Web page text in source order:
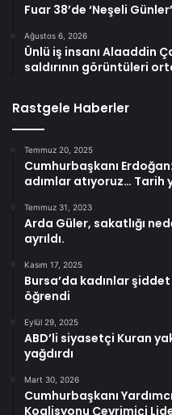
Fuar 38’de ‘Neşeli
Ağustos 6, 2026
Ünlü iş insanı Alaaddin
saldırının görüntüleri
Rastgele Haberler
Temmuz 20, 2025
Cumhurbaşkanı
adımlar atıyoruz…
Temmuz 31, 2023
Arda Güler, sakatlığı
ayrıldı.
Kasım 17, 2025
Bursa’da kadınlar
öğrendi
Eylül 29, 2025
ABD’li siyasetçi Kuran
yağdırdı
Mart 30, 2026
Cumhurbaşkanı
Koalisyonu Çevrimiçi